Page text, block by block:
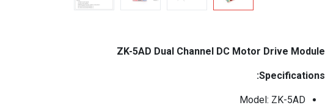
ZK-5AD Dual Channel DC Motor Drive Module
Specifications:
Model: ZK-5AD